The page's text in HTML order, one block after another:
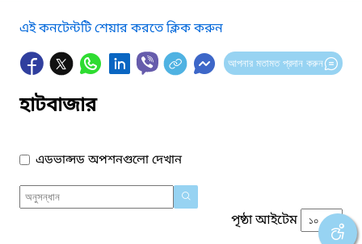
এই কনটেন্টটি শেয়ার করতে ক্লিক করুন
আপনার মতামত প্রদান করুন
হাটবাজার
এডভান্সড অপশনগুলো দেখান
পৃষ্ঠা আইটেম